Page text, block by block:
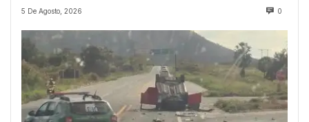
5 De Agosto, 2026 0